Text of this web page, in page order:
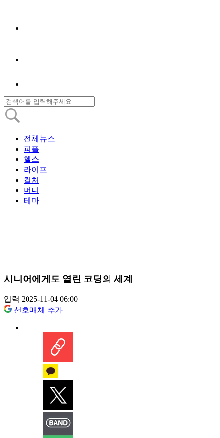
전체뉴스
피플
헬스
라이프
컬처
머니
테마
시니어에게도 열린 코딩의 세계
입력 2025-11-04 06:00
선호매체 추가